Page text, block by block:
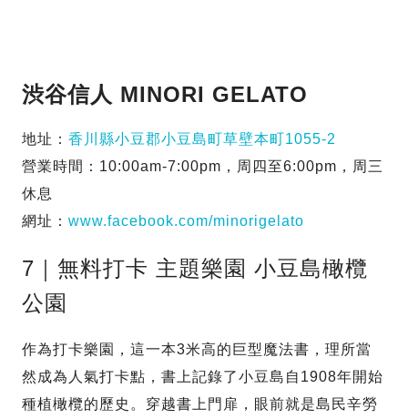
渋谷信人 MINORI GELATO
地址： 香川縣小豆郡小豆島町草壁本町1055-2
營業時間：10:00am-7:00pm，周四至6:00pm，周三
休息
網址： www.facebook.com/minorigelato
7｜無料打卡 主題樂園 小豆島橄欖
公園
作為打卡樂園，這一本3米高的巨型魔法書，理所當
然成為人氣打卡點，書上記錄了小豆島自1908年開始
種植橄欖的歷史。穿越書上門扉，眼前就是島民辛勞